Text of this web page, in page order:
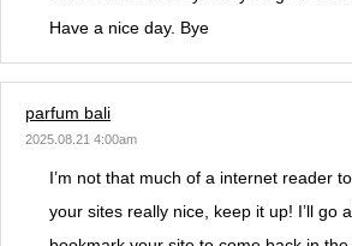
Have a nice day. Bye
parfum bali
2025.08.21 4:00am
I’m not that much of a internet reader
your sites really nice, keep it up! I’ll go